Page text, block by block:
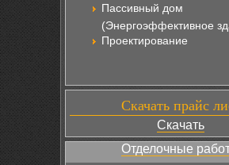
Пассивный дом
(Энергоэффективное
Проектирование
Скачать прайс
Скачать
Отделочные